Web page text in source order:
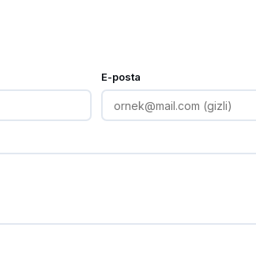
E-posta